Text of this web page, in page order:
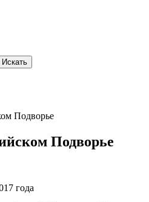
Искать
Подворье
Подворье
года